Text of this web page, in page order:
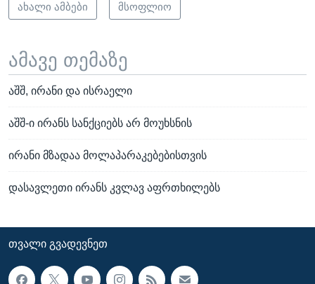
ახალი ამბები მსოფლიო
ამავე თემაზე
აშშ, ირანი და ისრაელი
აშშ-ი ირანს სანქციებს არ მოუხსნის
ირანი მზადაა მოლაპარაკებებისთვის
დასავლეთი ირანს კვლავ აფრთხილებს
ᲗᲕᲐᲚᲘ ᲒᲕᲐᲓᲔᲕᲜᲔᲗ